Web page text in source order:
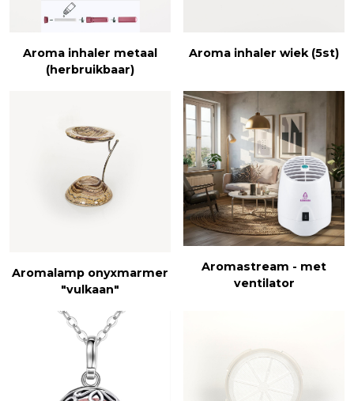
Aroma inhaler metaal
(herbruikbaar)
Aroma inhaler wiek (5st)
Aromalamp onyxmarmer
"vulkaan"
Aromastream - met
ventilator